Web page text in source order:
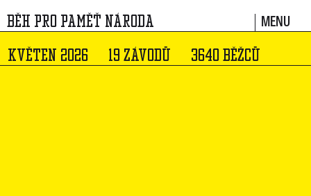
BĚH PRO PAMĚŤ NÁRODA MENU
KVĚTEN 2026 19 ZÁVODŮ 3640 BĚŽCŮ